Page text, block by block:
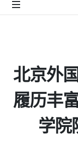
北京外
履历丰
学院